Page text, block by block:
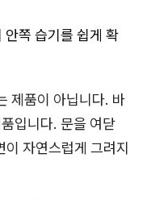
안쪽 습기를 쉽게 확
제품이 아닙니다. 바
입니다. 문을 여닫
자연스럽게 그려지